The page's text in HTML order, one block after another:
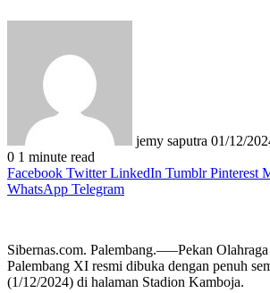
jemy saputra 01/12/
0 1 minute read
Facebook Twitter LinkedIn Tumblr Pinterest
WhatsApp Telegram
Sibernas.com. Palembang.—–Pekan
Palembang XI resmi dibuka dengan penuh
(1/12/2024) di halaman Stadion Kamboja.